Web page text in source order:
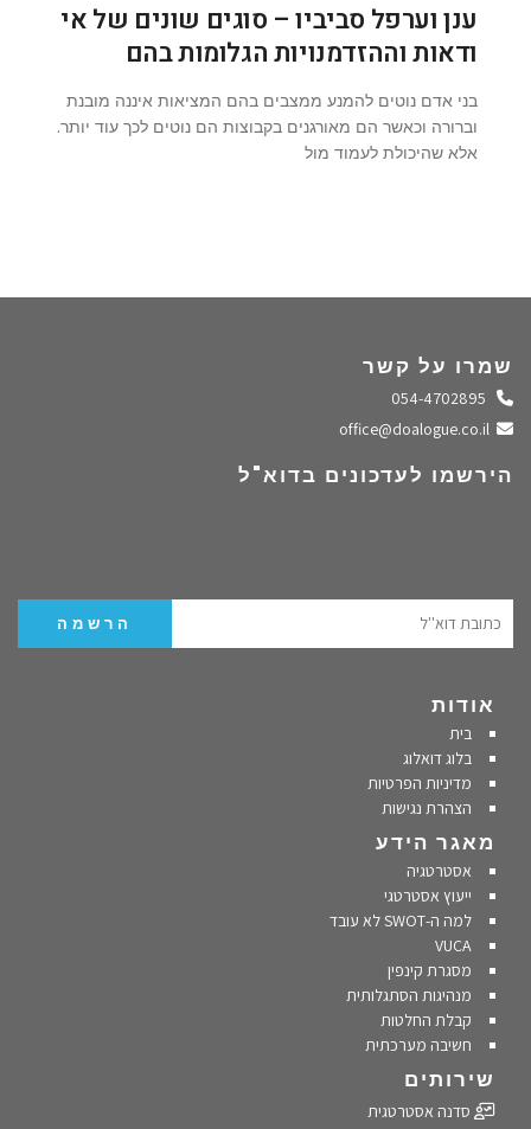
ענן וערפל סביביו – סוגים שונים של אי
ודאות וההזדמנויות הגלומות בהם
בני אדם נוטים להמנע ממצבים בהם המציאות איננה מובנת
וברורה וכאשר הם מאורגנים בקבוצות הם נוטים לכך עוד יותר.
אלא שהיכולת לעמוד מול
שמרו על קשר
התקשרו אלינו
שלחו מייל
הירשמו לעדכונים בדוא"ל
אודות
בית
בלוג דואלוג
מדיניות הפרטיות
הצהרת נגישות
מאגר הידע
אסטרטגיה
ייעוץ אסטרטגי
למה ה-SWOT לא עובד
VUCA
מסגרת קינפין
מנהיגות הסתגלותית
קבלת החלטות
חשיבה מערכתית
שירותים
סדנה אסטרטגית